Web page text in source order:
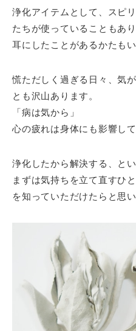
浄化アイテムとして、スピ
たちが使っていることもあり
耳にしたことがあるかたも
慌ただしく過ぎる日々、気
とも沢山あります。
「病は気から」
心の疲れは身体にも影響して
浄化したから解決する、と
まずは気持ちを立て直すひ
を知っていただけたらと思い